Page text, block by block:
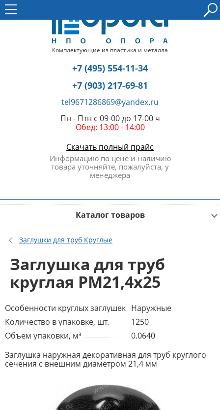
Комплектующие из пластика и металла
+7 (495) 554-11-34
+7 (903) 217-69-81
tel9671286869@yandex.ru
Пн - Птн с 09-00 до 17-00 ч
Обед: 13:00 - 14:00
Скачать полный прайс
Информацию по цене и наличию
товара уточняйте, пожалуйста, у
менеджера
Каталог товаров
Заглушки для труб Круглые
Заглушка для труб
круглая PM21,4x25
Особенности круглых заглушек Наружные
Количество в упаковке, шт.
1250
Объем упаковки, м³
0.0640
Заглушка наружная декоративная для труб круглого
сечения с внешним диаметром 21,4 мм